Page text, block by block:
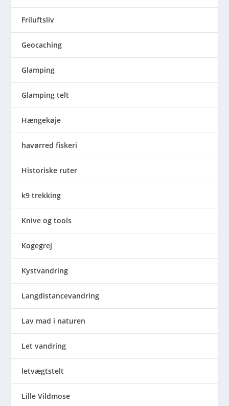
Friluftsliv
Geocaching
Glamping
Glamping telt
Hængekøje
havørred fiskeri
Historiske ruter
k9 trekking
Knive og tools
Kogegrej
Kystvandring
Langdistancevandring
Lav mad i naturen
Let vandring
letvægtstelt
Lille Vildmose